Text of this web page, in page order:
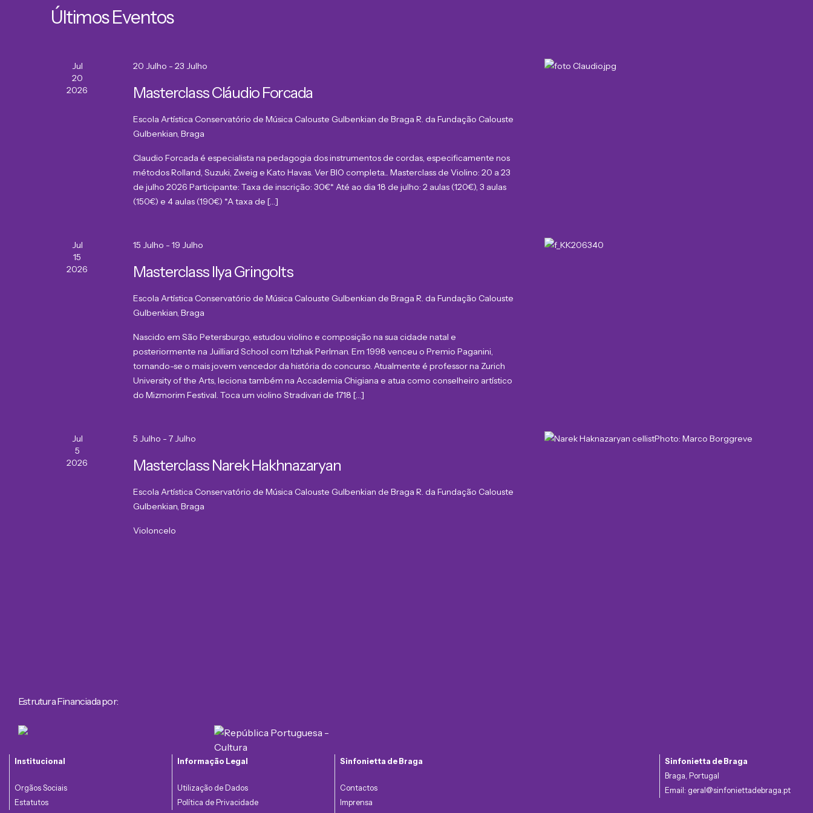
Últimos Eventos
Jul
20
2026
20 Julho - 23 Julho
Masterclass Cláudio Forcada
Escola Artística Conservatório de Música Calouste Gulbenkian de Braga R. da Fundação Calouste
Gulbenkian, Braga
Claudio Forcada é especialista na pedagogia dos instrumentos de cordas, especificamente nos
métodos Rolland, Suzuki, Zweig e Kato Havas. Ver BIO completa... Masterclass de Violino: 20 a 23
de julho 2026 Participante: Taxa de inscrição: 30€* Até ao dia 18 de julho: 2 aulas (120€), 3 aulas
(150€) e 4 aulas (190€) *A taxa de […]
Jul
15
2026
15 Julho - 19 Julho
Masterclass Ilya Gringolts
Escola Artística Conservatório de Música Calouste Gulbenkian de Braga R. da Fundação Calouste
Gulbenkian, Braga
Nascido em São Petersburgo, estudou violino e composição na sua cidade natal e
posteriormente na Juilliard School com Itzhak Perlman. Em 1998 venceu o Premio Paganini,
tornando-se o mais jovem vencedor da história do concurso. Atualmente é professor na Zurich
University of the Arts, leciona também na Accademia Chigiana e atua como conselheiro artístico
do Mizmorim Festival. Toca um violino Stradivari de 1718 […]
Jul
5
2026
5 Julho - 7 Julho
Masterclass Narek Hakhnazaryan
Escola Artística Conservatório de Música Calouste Gulbenkian de Braga R. da Fundação Calouste
Gulbenkian, Braga
Violoncelo
Estrutura Financiada por:
Institucional
Orgãos Sociais
Estatutos
Informação Legal
Utilização de Dados
Política de Privacidade
Sinfonietta de Braga
Contactos
Imprensa
Sinfonietta de Braga
Braga, Portugal
Email: geral@sinfoniettadebraga.pt